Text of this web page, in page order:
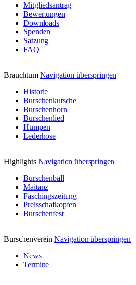
Mitgliedsantrag
Bewertungen
Downloads
Spenden
Satzung
FAQ
Brauchtum Navigation überspringen
Historie
Burschenkutsche
Burschenhorn
Burschenlied
Humpen
Lederhose
Highlights Navigation überspringen
Burschenball
Maitanz
Faschingszeitung
Preisschafkopfen
Burschenfest
Burschenverein Navigation überspringen
News
Termine